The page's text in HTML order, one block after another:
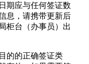
期应与任何签证数
息，请携带更新后
柜台（办事员）出
的的正确签证类